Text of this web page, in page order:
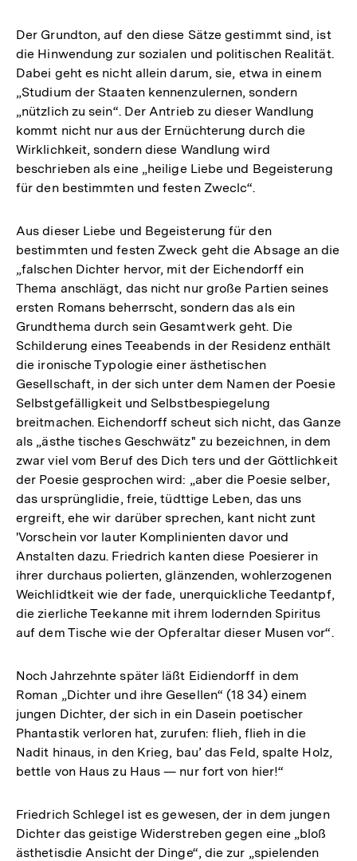
Der Grundton, auf den diese Sätze gestimmt sind, ist
die Hinwendung zur sozialen und politischen Realität.
Dabei geht es nicht allein darum, sie, etwa in einem
„Studium der Staaten kennenzulernen, sondern
„nützlich zu sein“. Der Antrieb zu dieser Wandlung
kommt nicht nur aus der Ernüchterung durch die
Wirklichkeit, sondern diese Wandlung wird
beschrieben als eine „heilige Liebe und Begeisterung
für den bestimmten und festen Zweclc“.
Aus dieser Liebe und Begeisterung für den
bestimmten und festen Zweck geht die Absage an die
„falschen Dichter hervor, mit der Eichendorff ein
Thema anschlägt, das nicht nur große Partien seines
ersten Romans beherrscht, sondern das als ein
Grundthema durch sein Gesamtwerk geht. Die
Schilderung eines Teeabends in der Residenz enthält
die ironische Typologie einer ästhetischen
Gesellschaft, in der sich unter dem Namen der Poesie
Selbstgefälligkeit und Selbstbespiegelung
breitmachen. Eichendorff scheut sich nicht, das Ganze
als „ästhe tisches Geschwätz" zu bezeichnen, in dem
zwar viel vom Beruf des Dich ters und der Göttlichkeit
der Poesie gesprochen wird: „aber die Poesie selber,
das ursprünglidie, freie, tüdttige Leben, das uns
ergreift, ehe wir darüber sprechen, kant nicht zunt
'Vorschein vor lauter Komplinienten davor und
Anstalten dazu. Friedrich kanten diese Poesierer in
ihrer durchaus polierten, glänzenden, wohlerzogenen
Weichlidtkeit wie der fade, unerquickliche Teedantpf,
die zierliche Teekanne mit ihrem lodernden Spiritus
auf dem Tische wie der Opferaltar dieser Musen vor“.
Noch Jahrzehnte später läßt Eidiendorff in dem
Roman „Dichter und ihre Gesellen“ (18 34) einem
jungen Dichter, der sich in ein Dasein poetischer
Phantastik verloren hat, zurufen: flieh, flieh in die
Nadit hinaus, in den Krieg, bau’ das Feld, spalte Holz,
bettle von Haus zu Haus — nur fort von hier!“
Friedrich Schlegel ist es gewesen, der in dem jungen
Dichter das geistige Widerstreben gegen eine „bloß
ästhetisdie Ansicht der Dinge“, die zur „spielenden